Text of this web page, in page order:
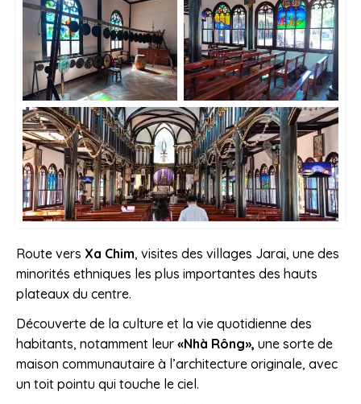
Route vers Xa Chim, visites des villages Jarai, une des
minorités ethniques les plus importantes des hauts
plateaux du centre.
Découverte de la culture et la vie quotidienne des
habitants, notamment leur «Nhà Rông», une sorte de
maison communautaire à l’architecture originale, avec
un toit pointu qui touche le ciel.